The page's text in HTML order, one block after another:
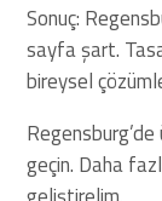
Sonuç:
sayfa şart.
bireysel
geçin. Daha